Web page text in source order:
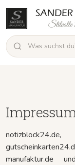
notizblock24.de,
manufaktur.de